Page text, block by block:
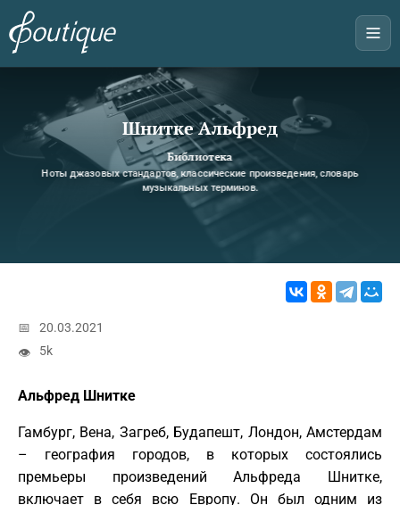
Шнитке Альфред
Библиотека
Ноты джазовых стандартов, классические произведения, словарь
музыкальных терминов.
📅
20.03.2021
👁
5k
Альфред Шнитке
Гамбург, Вена, Загреб, Будапешт, Лондон, Амстердам
– география городов, в которых состоялись
премьеры произведений Альфреда Шнитке,
включает в себя всю Европу. Он был одним из